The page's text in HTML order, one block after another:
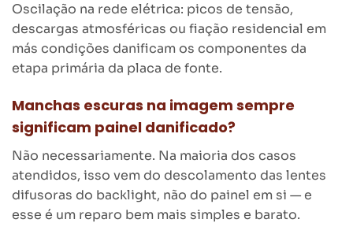
Oscilação na rede elétrica: picos de tensão,
descargas atmosféricas ou fiação residencial em
más condições danificam os componentes da
etapa primária da placa de fonte.
Manchas escuras na imagem sempre
significam painel danificado?
Não necessariamente. Na maioria dos casos
atendidos, isso vem do descolamento das lentes
difusoras do backlight, não do painel em si — e
esse é um reparo bem mais simples e barato.